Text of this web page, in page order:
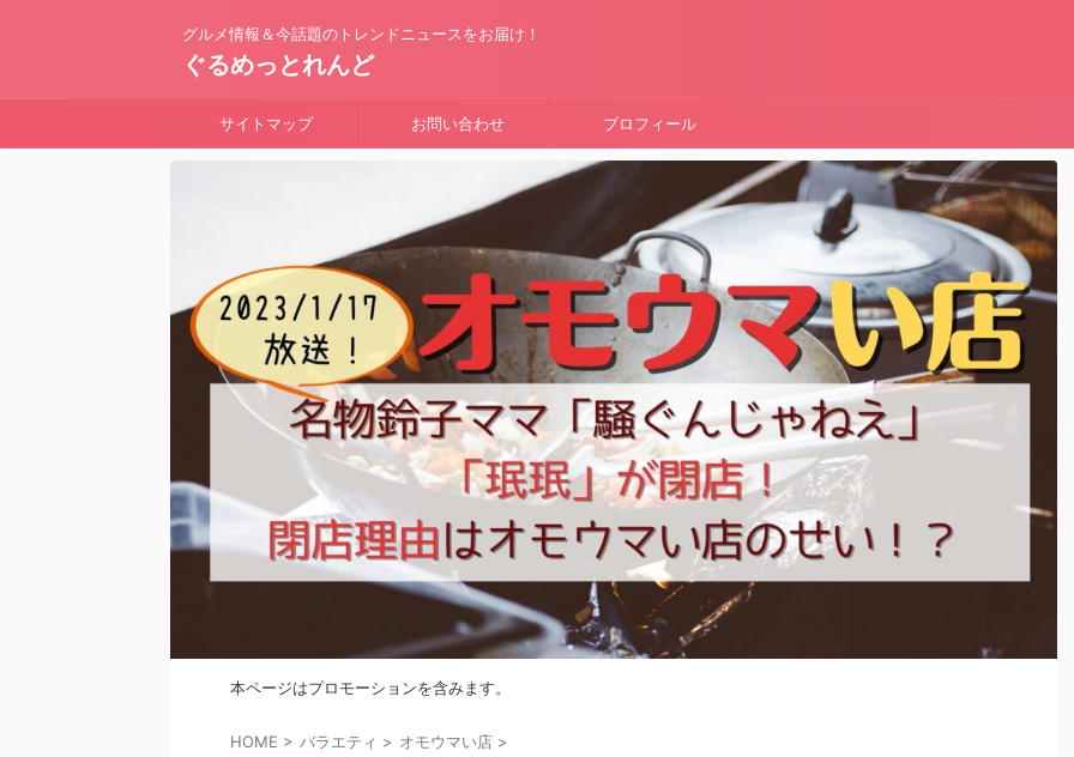
グルメ情報＆今話題のトレンドニュースをお届け！
ぐるめっとれんど
サイトマップ お問い合わせ プロフィール
本ページはプロモーションを含みます。
HOME > バラエティ > オモウマい店 >